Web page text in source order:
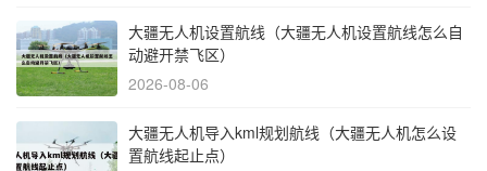
大疆无人机设置航线（大疆无人机设置航线怎么自
动避开禁飞区）
2026-08-06
大疆无人机导入kml规划航线（大疆无人机怎么设
置航线起止点）